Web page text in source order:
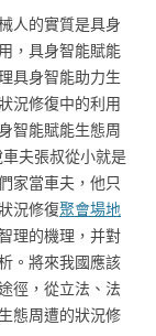
人的實質是具身
，具身智能賦能
具身智能助力生
況修復中的利用
智能賦能生態周
夫張叔從小就是
家當車夫，他只
況修復聚會場地
理的機理，并對
。將來我國應該
徑，從立法、法
態周遭的狀況修